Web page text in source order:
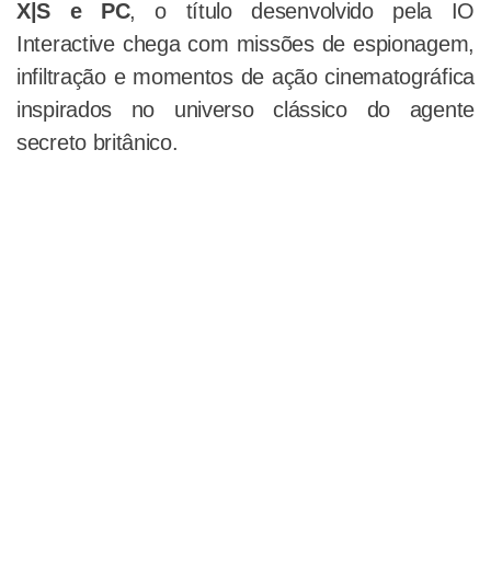
X|S e PC, o título desenvolvido pela IO
Interactive chega com missões de espionagem,
infiltração e momentos de ação cinematográfica
inspirados no universo clássico do agente
secreto britânico.